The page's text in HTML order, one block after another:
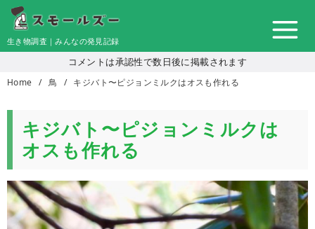
コ
テ
ツ
生き物調査｜みんなの発見記録
コメントは承認性で数日後に掲載されます
Home 鳥 キジバト〜ピジョンミルクはオスも作れる
キジバト〜ピジョンミルクは
オスも作れる